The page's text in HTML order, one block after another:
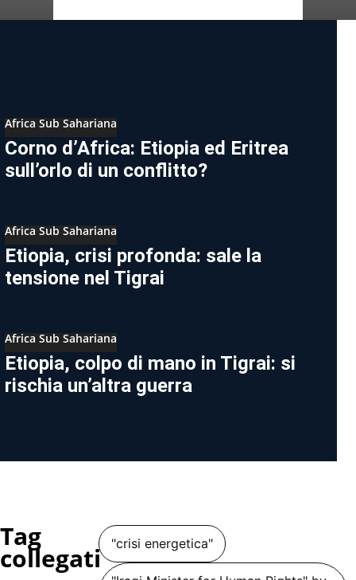
Africa Sub Sahariana
Corno d’Africa: Etiopia ed Eritrea
sull’orlo di un conflitto?
Africa Sub Sahariana
Etiopia, crisi profonda: sale la
tensione nel Tigrai
Africa Sub Sahariana
Etiopia, colpo di mano in Tigrai: si
rischia un’altra guerra
Tag
collegati "crisi energetica"